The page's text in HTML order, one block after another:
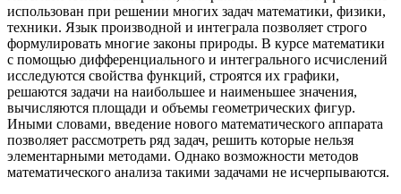
использован при решении многих задач математики, физики,
техники. Язык производной и интеграла позволяет строго
формулировать многие законы природы. В курсе математики
с помощью дифференциального и интегрального исчислений
исследуются свойства функций, строятся их графики,
решаются задачи на наибольшее и наименьшее значения,
вычисляются площади и объемы геометрических фигур.
Иными словами, введение нового математического аппарата
позволяет рассмотреть ряд задач, решить которые нельзя
элементарными методами. Однако возможности методов
математического анализа такими задачами не исчерпываются.